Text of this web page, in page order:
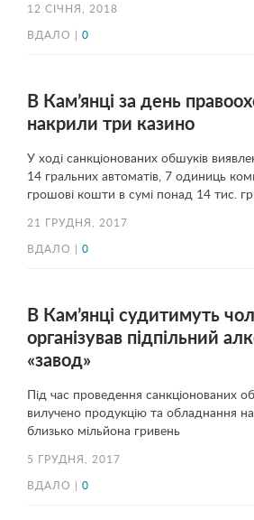
12 СІЧНЯ, 2018
ВДАЛО | 0
В Кам’янці за день
накрили три казино
У ході санкціонованих обшуків
14 гральних автоматів, 7 одиниць
грошові кошти в сумі понад 14 тис.
21 ГРУДНЯ, 2017
ВДАЛО | 0
В Кам’янці судитимуть
організував підпільний
«завод»
Під час проведення санкціонованих
вилучено продукцію та обладнання
близько мільйона гривень
5 ГРУДНЯ, 2017
ВДАЛО | 0